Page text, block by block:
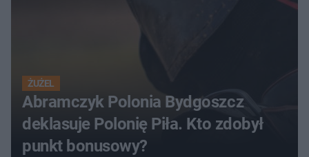
ŻUŻEL
Abramczyk Polonia Bydgoszcz
deklasuje Polonię Piła. Kto zdobył
punkt bonusowy?